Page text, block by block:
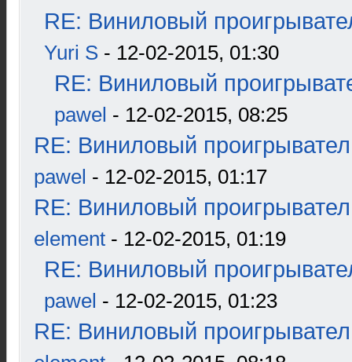
RE: Виниловый
Yuri S - 12-02-2015, 01:30
RE: Виниловый
pawel - 12-02-2015, 08:25
RE: Виниловый
pawel - 12-02-2015, 01:17
RE: Виниловый
element - 12-02-2015, 01:19
RE: Виниловый
pawel - 12-02-2015, 01:23
RE: Виниловый